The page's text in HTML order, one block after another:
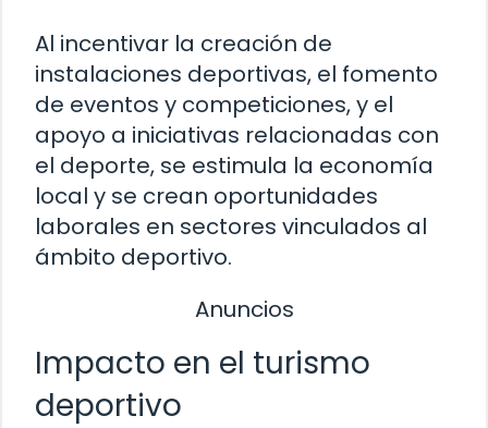
Al incentivar la creación de
instalaciones deportivas, el fomento
de eventos y competiciones, y el
apoyo a iniciativas relacionadas con
el deporte, se estimula la economía
local y se crean oportunidades
laborales en sectores vinculados al
ámbito deportivo.
Anuncios
Impacto en el turismo
deportivo